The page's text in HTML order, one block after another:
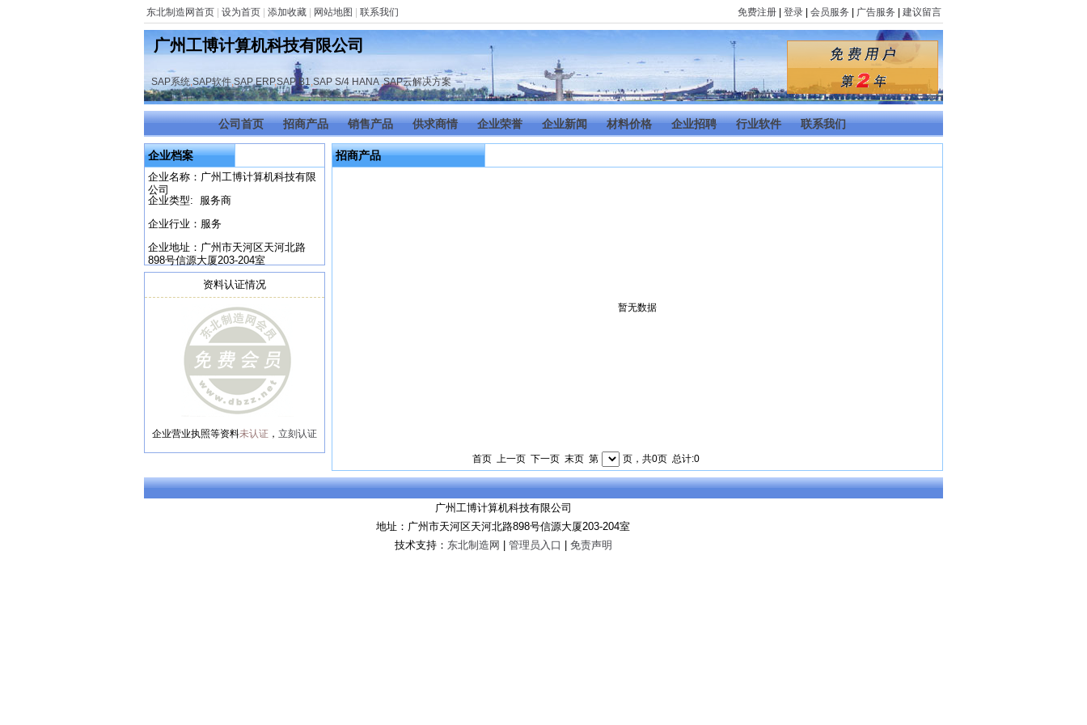
东北制造网首页 设为首页 添加收藏 网站地图 联系我们 免费注册 登录 会员服务 广告服务 建议留言
广州工博计算机科技有限公司
SAP系统,SAP软件,SAP ERP,SAP B1,SAP S/4 HANA,SAP云解决方案
公司首页 招商产品 销售产品 供求商情 企业荣誉 企业新闻 材料价格 企业招聘 行业软件 联系我们
企业档案
企业名称：广州工博计算机科技有限
公司
企业类型: 服务商
企业行业：服务
企业地址：广州市天河区天河北路
898号信源大厦203-204室
资料认证情况
企业营业执照等资料未认证 ， 立刻认证
招商产品
暂无数据
首页 上一页 下一页 末页 第 页，共0页 总计:0
广州工博计算机科技有限公司
地址：广州市天河区天河北路898号信源大厦203-204室
技术支持： 东北制造网 管理员入口 免责声明